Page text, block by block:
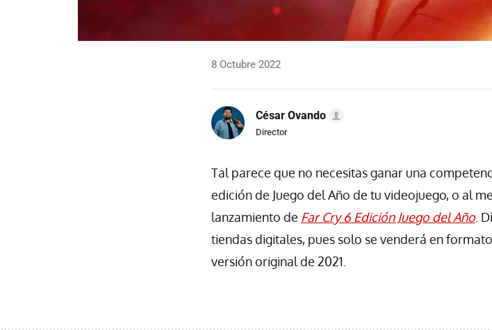
8 Octubre 2022
César Ovando
Director
Tal parece que no necesitas ganar una
edición de Juego del Año de tu videojuego, o al
lanzamiento de Far Cry 6 Edición Juego del Año.
tiendas digitales, pues solo se venderá en
versión original de 2021.